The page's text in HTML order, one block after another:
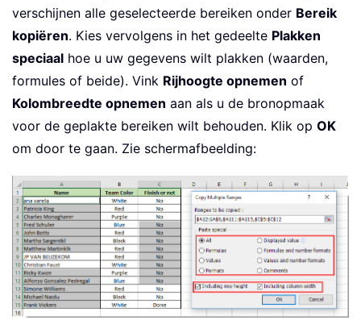
verschijnen alle geselecteerde bereiken onder Bereik
kopiëren. Kies vervolgens in het gedeelte Plakken
speciaal hoe u uw gegevens wilt plakken (waarden,
formules of beide). Vink Rijhoogte opnemen of
Kolombreedte opnemen aan als u de bronopmaak
voor de geplakte bereiken wilt behouden. Klik op OK
om door te gaan. Zie schermafbeelding: